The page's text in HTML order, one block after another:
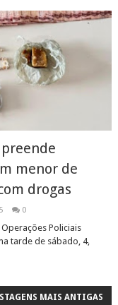
menor de
drogas
0
Policiais
tarde de sábado, 4,
MAIS ANTIGAS